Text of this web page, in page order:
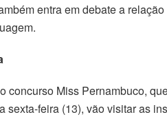
entra em debate a
concurso Miss Pernambuco,
sexta-feira (13), vão visitar as